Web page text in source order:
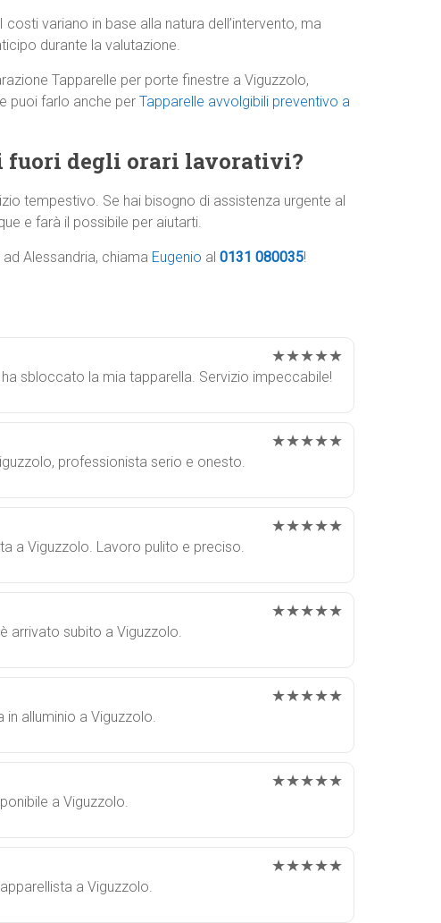
variano in base alla natura dell’intervento, ma
durante la valutazione.
Tapparelle per porte finestre a Viguzzolo,
puoi farlo anche per Tapparelle avvolgibili preventivo a
fuori degli orari lavorativi?
tempestivo. Se hai bisogno di assistenza urgente al
e farà il possibile per aiutarti.
Alessandria, chiama Eugenio al 0131 080035!
★★★★★
sbloccato la mia tapparella. Servizio impeccabile!
★★★★★
professionista serio e onesto.
★★★★★
a Viguzzolo. Lavoro pulito e preciso.
★★★★★
arrivato subito a Viguzzolo.
★★★★★
alluminio a Viguzzolo.
★★★★★
a Viguzzolo.
★★★★★
a Viguzzolo.